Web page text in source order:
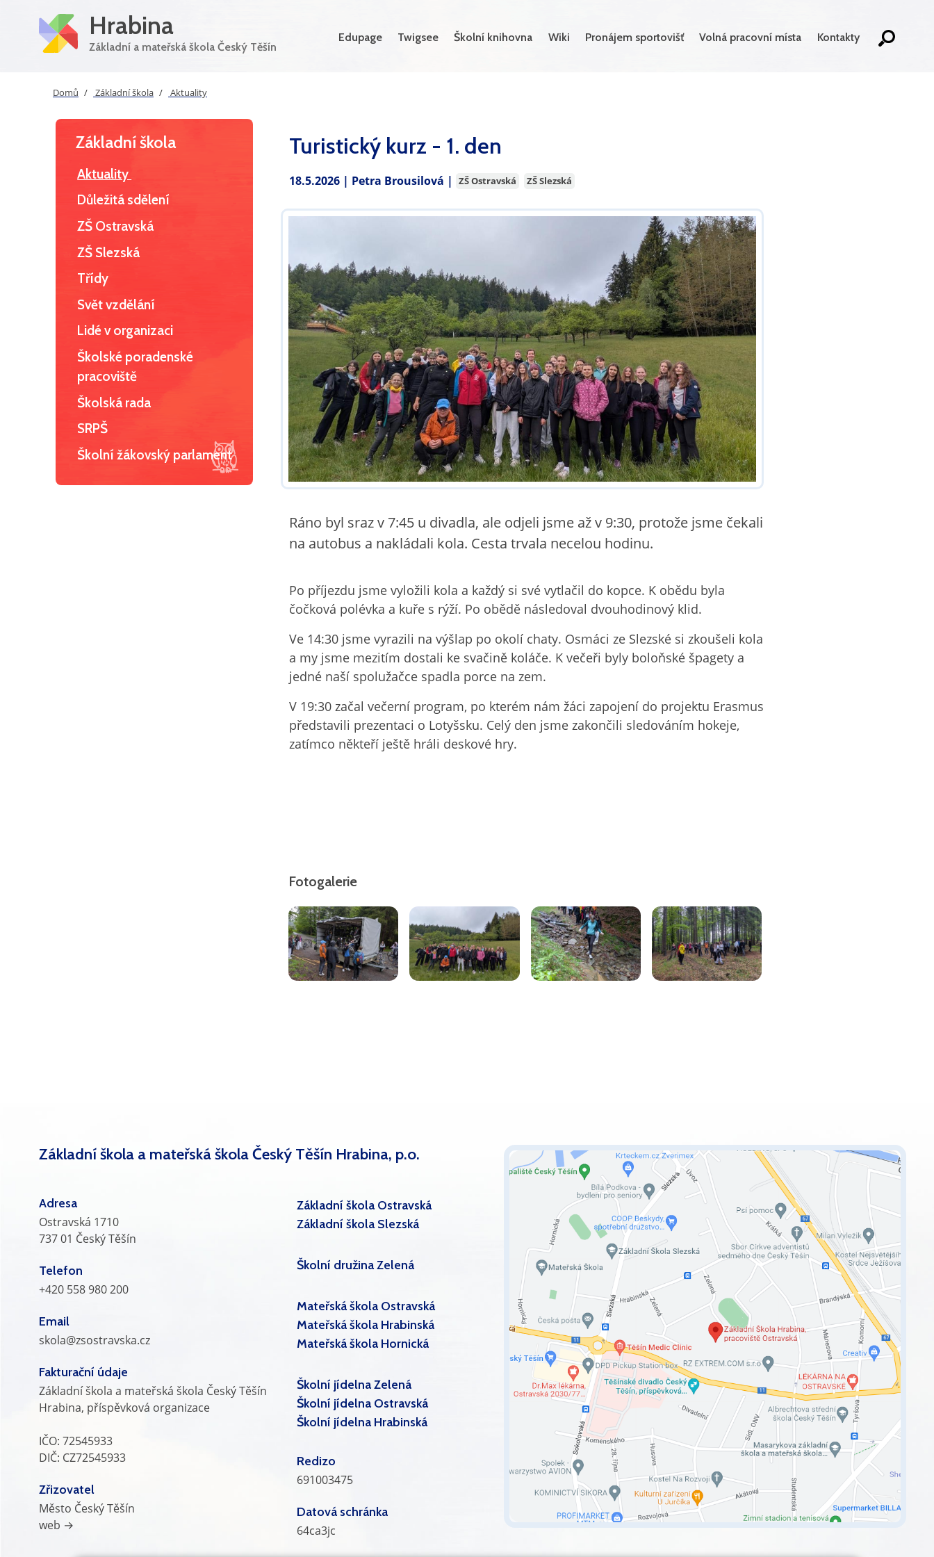
Hrabina
Základní a mateřská škola Český Těšín
Edupage Twigsee Školní knihovna Wiki Pronájem sportovišť Volná pracovní místa Kontakty
Domů Základní škola Aktuality
Základní škola
Aktuality
Důležitá sdělení
ZŠ Ostravská
ZŠ Slezská
Třídy
Svět vzdělání
Lidé v organizaci
Školské poradenské
pracoviště
Školská rada
SRPŠ
Školní žákovský parlament
Turistický kurz - 1. den
18.5.2026 | Petra Brousilová | ZŠ Ostravská ZŠ Slezská
Ráno byl sraz v 7:45 u divadla, ale odjeli jsme až v 9:30, protože jsme čekali
na autobus a nakládali kola. Cesta trvala necelou hodinu.
Po příjezdu jsme vyložili kola a každý si své vytlačil do kopce. K obědu byla
čočková polévka a kuře s rýží. Po obědě následoval dvouhodinový klid.
Ve 14:30 jsme vyrazili na výšlap po okolí chaty. Osmáci ze Slezské si zkoušeli kola
a my jsme mezitím dostali ke svačině koláče. K večeři byly boloňské špagety a
jedné naší spolužačce spadla porce na zem.
V 19:30 začal večerní program, po kterém nám žáci zapojení do projektu Erasmus
představili prezentaci o Lotyšsku. Celý den jsme zakončili sledováním hokeje,
zatímco někteří ještě hráli deskové hry.
Fotogalerie
Základní škola a mateřská škola Český Těšín Hrabina, p.o.
Adresa
Ostravská 1710
737 01 Český Těšín
Telefon
+420 558 980 200
Email
skola@zsostravska.cz
Fakturační údaje
Základní škola a mateřská škola Český Těšín
Hrabina, příspěvková organizace
IČO: 72545933
DIČ: CZ72545933
Zřizovatel
Město Český Těšín
web →
Základní škola Ostravská
Základní škola Slezská
Školní družina Zelená
Mateřská škola Ostravská
Mateřská škola Hrabinská
Mateřská škola Hornická
Školní jídelna Zelená
Školní jídelna Ostravská
Školní jídelna Hrabinská
Redizo
691003475
Datová schránka
64ca3jc